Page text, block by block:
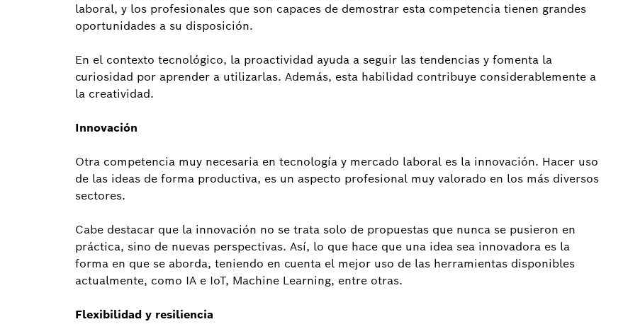
laboral, y los profesionales que son capaces de demostrar esta competencia tienen grandes
oportunidades a su disposición.
En el contexto tecnológico, la proactividad ayuda a seguir las tendencias y fomenta la
curiosidad por aprender a utilizarlas. Además, esta habilidad contribuye considerablemente a
la creatividad.
Innovación
Otra competencia muy necesaria en tecnología y mercado laboral es la innovación. Hacer uso
de las ideas de forma productiva, es un aspecto profesional muy valorado en los más diversos
sectores.
Cabe destacar que la innovación no se trata solo de propuestas que nunca se pusieron en
práctica, sino de nuevas perspectivas. Así, lo que hace que una idea sea innovadora es la
forma en que se aborda, teniendo en cuenta el mejor uso de las herramientas disponibles
actualmente, como IA e IoT, Machine Learning, entre otras.
Flexibilidad y resiliencia